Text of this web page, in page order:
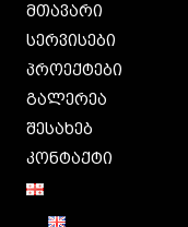
მთავარი
სერვისები
პროექტები
გალერეა
შესახებ
კონტაქტი